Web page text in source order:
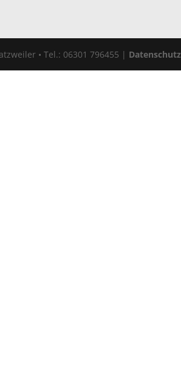
• Tel.: 06301 796455 | Datenschutz